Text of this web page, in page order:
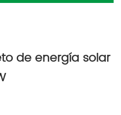
de energía solar